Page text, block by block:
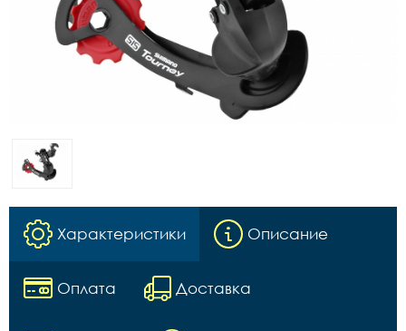
Характеристики Описание
Оплата Доставка